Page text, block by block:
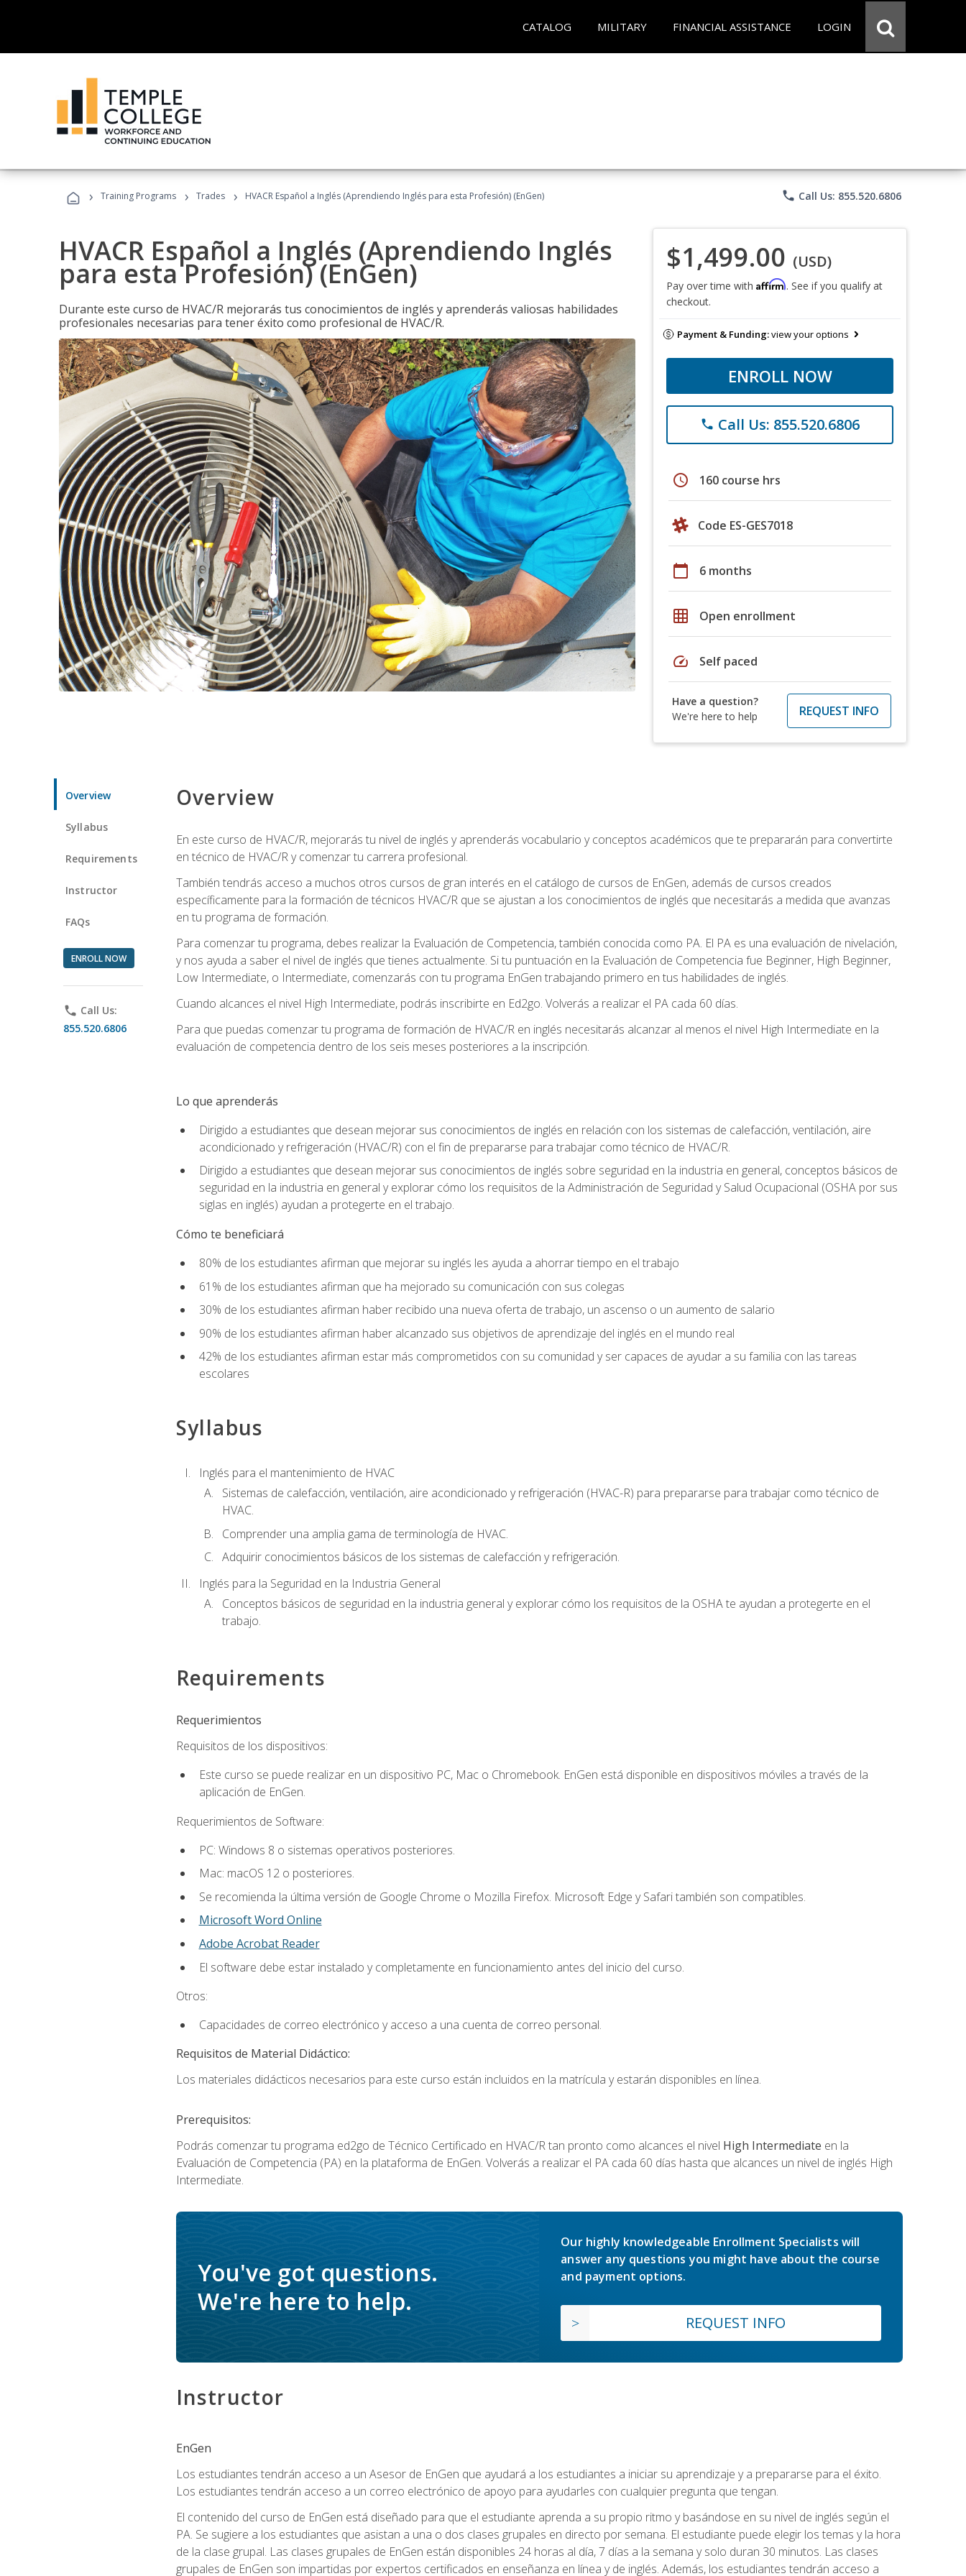
CATALOG MILITARY FINANCIAL ASSISTANCE LOGIN
› Training Programs › Trades › HVACR Español a Inglés (Aprendiendo Inglés para esta Profesión) (EnGen) phone Call Us: 855.520.6806
HVACR Español a Inglés (Aprendiendo Inglés
para esta Profesión) (EnGen)
Durante este curso de HVAC/R mejorarás tus conocimientos de inglés y aprenderás valiosas habilidades
profesionales necesarias para tener éxito como profesional de HVAC/R.
$1,499.00 (USD)
Pay over time with Affirm. See if you qualify at
checkout.
Payment & Funding:view your options
ENROLL NOW
phone Call Us: 855.520.6806
schedule 160 course hrs
Code ES-GES7018
calendar_today 6 months
grid_on Open enrollment
speed Self paced
Have a question?
We're here to help
REQUEST INFO
Overview
Syllabus
Requirements
Instructor
FAQs
ENROLL NOW
phone Call Us:
855.520.6806
Overview
En este curso de HVAC/R, mejorarás tu nivel de inglés y aprenderás vocabulario y conceptos académicos que te prepararán para convertirte
en técnico de HVAC/R y comenzar tu carrera profesional.
También tendrás acceso a muchos otros cursos de gran interés en el catálogo de cursos de EnGen, además de cursos creados
específicamente para la formación de técnicos HVAC/R que se ajustan a los conocimientos de inglés que necesitarás a medida que avanzas
en tu programa de formación.
Para comenzar tu programa, debes realizar la Evaluación de Competencia, también conocida como PA. El PA es una evaluación de nivelación,
y nos ayuda a saber el nivel de inglés que tienes actualmente. Si tu puntuación en la Evaluación de Competencia fue Beginner, High Beginner,
Low Intermediate, o Intermediate, comenzarás con tu programa EnGen trabajando primero en tus habilidades de inglés.
Cuando alcances el nivel High Intermediate, podrás inscribirte en Ed2go. Volverás a realizar el PA cada 60 días.
Para que puedas comenzar tu programa de formación de HVAC/R en inglés necesitarás alcanzar al menos el nivel High Intermediate en la
evaluación de competencia dentro de los seis meses posteriores a la inscripción.
Lo que aprenderás
Dirigido a estudiantes que desean mejorar sus conocimientos de inglés en relación con los sistemas de calefacción, ventilación, aire
acondicionado y refrigeración (HVAC/R) con el fin de prepararse para trabajar como técnico de HVAC/R.
Dirigido a estudiantes que desean mejorar sus conocimientos de inglés sobre seguridad en la industria en general, conceptos básicos de
seguridad en la industria en general y explorar cómo los requisitos de la Administración de Seguridad y Salud Ocupacional (OSHA por sus
siglas en inglés) ayudan a protegerte en el trabajo.
Cómo te beneficiará
80% de los estudiantes afirman que mejorar su inglés les ayuda a ahorrar tiempo en el trabajo
61% de los estudiantes afirman que ha mejorado su comunicación con sus colegas
30% de los estudiantes afirman haber recibido una nueva oferta de trabajo, un ascenso o un aumento de salario
90% de los estudiantes afirman haber alcanzado sus objetivos de aprendizaje del inglés en el mundo real
42% de los estudiantes afirman estar más comprometidos con su comunidad y ser capaces de ayudar a su familia con las tareas
escolares
Syllabus
Inglés para el mantenimiento de HVAC
Sistemas de calefacción, ventilación, aire acondicionado y refrigeración (HVAC-R) para prepararse para trabajar como técnico de
HVAC.
Comprender una amplia gama de terminología de HVAC.
Adquirir conocimientos básicos de los sistemas de calefacción y refrigeración.
Inglés para la Seguridad en la Industria General
Conceptos básicos de seguridad en la industria general y explorar cómo los requisitos de la OSHA te ayudan a protegerte en el
trabajo.
Requirements
Requerimientos
Requisitos de los dispositivos:
Este curso se puede realizar en un dispositivo PC, Mac o Chromebook. EnGen está disponible en dispositivos móviles a través de la
aplicación de EnGen.
Requerimientos de Software:
PC: Windows 8 o sistemas operativos posteriores.
Mac: macOS 12 o posteriores.
Se recomienda la última versión de Google Chrome o Mozilla Firefox. Microsoft Edge y Safari también son compatibles.
Microsoft Word Online
Adobe Acrobat Reader
El software debe estar instalado y completamente en funcionamiento antes del inicio del curso.
Otros:
Capacidades de correo electrónico y acceso a una cuenta de correo personal.
Requisitos de Material Didáctico:
Los materiales didácticos necesarios para este curso están incluidos en la matrícula y estarán disponibles en línea.
Prerequisitos:
Podrás comenzar tu programa ed2go de Técnico Certificado en HVAC/R tan pronto como alcances el nivel High Intermediate en la
Evaluación de Competencia (PA) en la plataforma de EnGen. Volverás a realizar el PA cada 60 días hasta que alcances un nivel de inglés High
Intermediate.
You've got questions.
We're here to help.
Our highly knowledgeable Enrollment Specialists will
answer any questions you might have about the course
and payment options.
REQUEST INFO
Instructor
EnGen
Los estudiantes tendrán acceso a un Asesor de EnGen que ayudará a los estudiantes a iniciar su aprendizaje y a prepararse para el éxito.
Los estudiantes tendrán acceso a un correo electrónico de apoyo para ayudarles con cualquier pregunta que tengan.
El contenido del curso de EnGen está diseñado para que el estudiante aprenda a su propio ritmo y basándose en su nivel de inglés según el
PA. Se sugiere a los estudiantes que asistan a una o dos clases grupales en directo por semana. El estudiante puede elegir los temas y la hora
de la clase grupal. Las clases grupales de EnGen están disponibles 24 horas al día, 7 días a la semana y solo duran 30 minutos. Las clases
grupales de EnGen son impartidas por expertos certificados en enseñanza en línea y de inglés. Además, los estudiantes tendrán acceso a